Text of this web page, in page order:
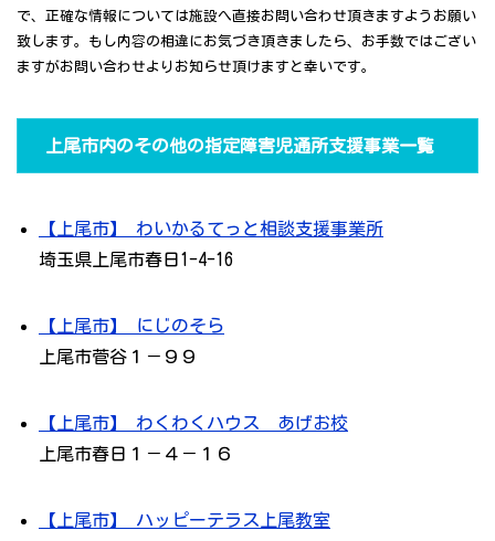
で、正確な情報については施設へ直接お問い合わせ頂きますようお願い
致します。もし内容の相違にお気づき頂きましたら、お手数ではござい
ますがお問い合わせよりお知らせ頂けますと幸いです。
上尾市内のその他の指定障害児通所支援事業一覧
【上尾市】 わいかるてっと相談支援事業所
埼玉県上尾市春日1-4-16
【上尾市】 にじのそら
上尾市菅谷１－９９
【上尾市】 わくわくハウス あげお校
上尾市春日１－４－１６
【上尾市】 ハッピーテラス上尾教室